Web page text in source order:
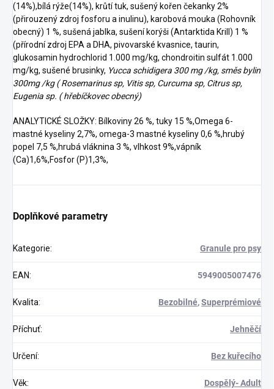
(14%),bílá rýže(14%), krůtí tuk, sušený kořen čekanky 2%
(přirouzený zdroj fosforu a inulinu), karobová mouka (Rohovník
obecný) 1 %, sušená jablka, sušení korýši (Antarktida Krill) 1 %
(přírodní zdroj EPA a DHA, pivovarské kvasnice, taurin,
glukosamin hydrochlorid 1.000 mg/kg, chondroitin sulfát 1.000
mg/kg, sušené brusinky, Yucca schidigera 300 mg /kg, směs bylin
300mg /kg ( Rosemarinus sp, Vitis sp, Curcuma sp, Citrus sp,
Eugenia sp. ( hřebíčkovec obecný)
ANALYTICKÉ SLOŽKY: Bílkoviny 26 %, tuky 15 %,Omega 6-
mastné kyseliny 2,7%, omega-3 mastné kyseliny 0,6 %,hrubý
popel 7,5 %,hrubá vláknina 3 %, vlhkost 9%,vápník
(Ca)1,6%,Fosfor (P)1,3%,
Doplňkové parametry
Kategorie: Granule pro psy
EAN: 5949005007476
Kvalita: Bezobilné,Superprémiové
Příchuť: Jehněčí
Určení: Bez kuřecího
Věk: Dospělý- Adult